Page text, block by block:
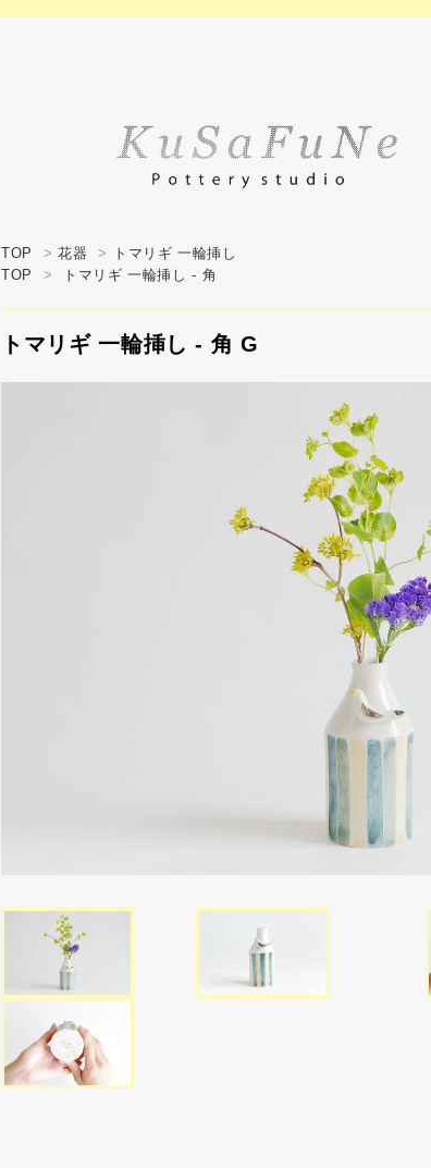
TOP > 花器 >
トマリギ 一輪挿し
TOP
> トマリギ 一輪挿し - 角
トマリギ 一輪挿し - 角 G